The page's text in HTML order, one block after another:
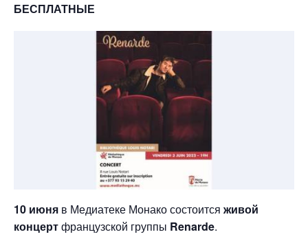
БЕСПЛАТНЫЕ
10 июня в Медиатеке Монако состоится живой
концертфранцузской группы Renarde.